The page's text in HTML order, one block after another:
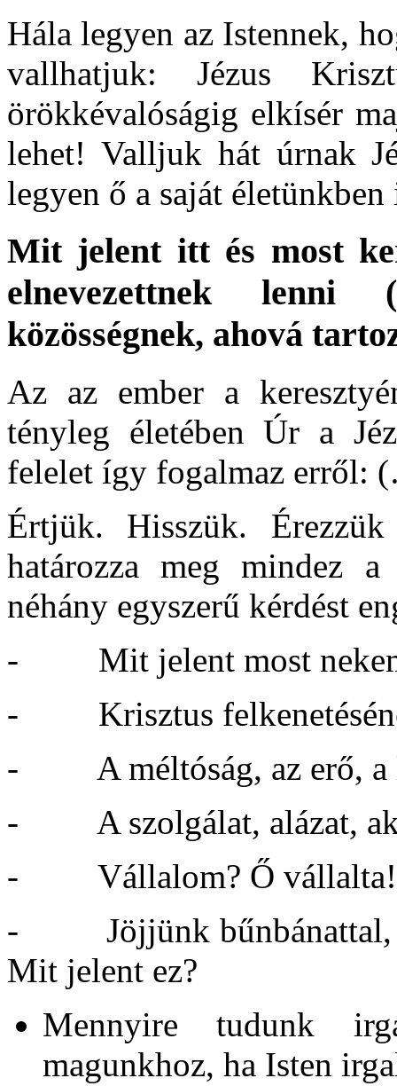
Hála legyen az Istennek,
vallhatjuk: Jézus
örökkévalóságig elkísér
lehet! Valljuk hát úrnak
legyen ő a saját
Mit jelent itt és most
elnevezettnek
közösségnek, ahová
Az az ember a
tényleg életében Úr a
felelet így fogalmaz erről:
Értjük. Hisszük.
határozza meg mindez a
néhány egyszerű kérdést
- Mit jelent most nekem
- Krisztus
- A méltóság, az erő, a
- A szolgálat, alázat,
- Vállalom? Ő vállalta!
- Jöjjünk bűnbánattal,
Mit jelent ez?
Mennyire tudunk
magunkhoz, ha Isten